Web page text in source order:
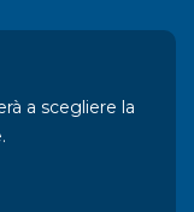
a scegliere la